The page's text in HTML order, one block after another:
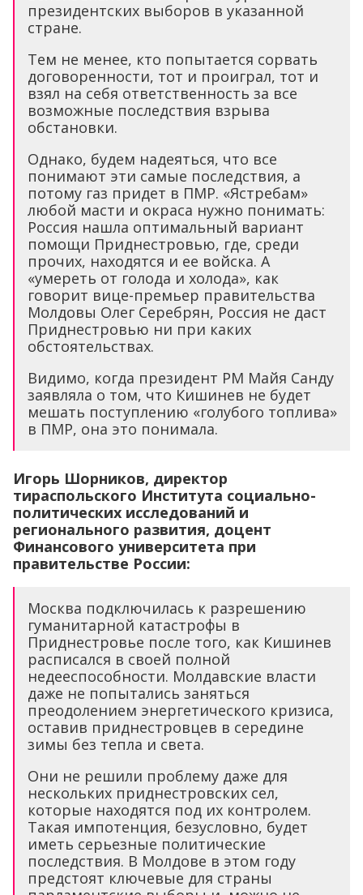
президентских выборов в указанной
стране.
Тем не менее, кто попытается сорвать
договоренности, тот и проиграл, тот и
взял на себя ответственность за все
возможные последствия взрыва
обстановки.
Однако, будем надеяться, что все
понимают эти самые последствия, а
потому газ придет в ПМР. «Ястребам»
любой масти и окраса нужно понимать:
Россия нашла оптимальный вариант
помощи Приднестровью, где, среди
прочих, находятся и ее войска. А
«умереть от голода и холода», как
говорит вице-премьер правительства
Молдовы Олег Серебрян, Россия не даст
Приднестровью ни при каких
обстоятельствах.
Видимо, когда президент РМ Майя Санду
заявляла о том, что Кишинев не будет
мешать поступлению «голубого топлива»
в ПМР, она это понимала.
Игорь Шорников, директор
тираспольского Института социально-
политических исследований и
регионального развития, доцент
Финансового университета при
правительстве России:
Москва подключилась к разрешению
гуманитарной катастрофы в
Приднестровье после того, как Кишинев
расписался в своей полной
недееспособности. Молдавские власти
даже не попытались заняться
преодолением энергетического кризиса,
оставив приднестровцев в середине
зимы без тепла и света.
Они не решили проблему даже для
нескольких приднестровских сел,
которые находятся под их контролем.
Такая импотенция, безусловно, будет
иметь серьезные политические
последствия. В Молдове в этом году
предстоят ключевые для страны